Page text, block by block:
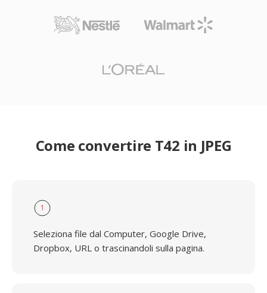
Come convertire T42 in JPEG
1
Seleziona file dal Computer, Google Drive,
Dropbox, URL o trascinandoli sulla pagina.